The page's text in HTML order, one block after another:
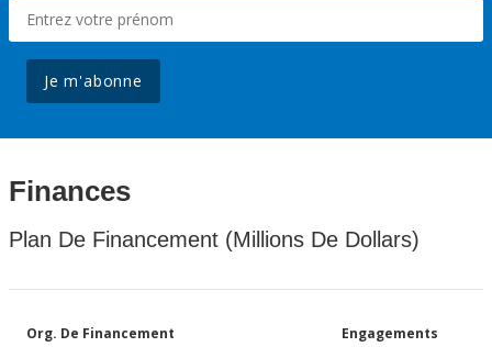
Je m'abonne
Finances
Plan De Financement (Millions De Dollars)
Org. De Financement Engagements